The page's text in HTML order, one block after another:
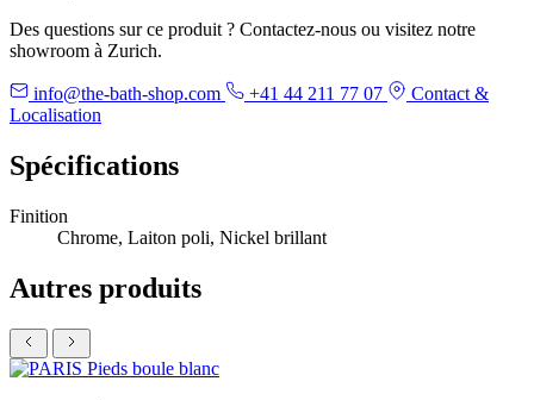
Des questions sur ce produit ? Contactez-nous ou visitez notre
showroom à Zurich.
info@the-bath-shop.com +41 44 211 77 07
Contact &
Localisation
Spécifications
Finition
Chrome, Laiton poli, Nickel brillant
Autres produits